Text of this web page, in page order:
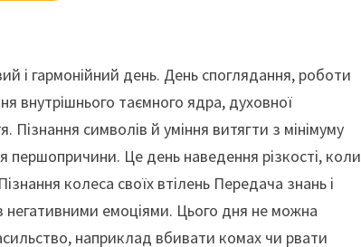
і гармонійний день. День споглядання, роботи
внутрішнього таємного ядра, духовної
Пізнання символів й уміння витягти з мінімуму
першопричини. Це день наведення різкості, коли
колеса своїх втілень Передача знань і
негативними емоціями. Цього дня не можна
наприклад вбивати комах чи рвати